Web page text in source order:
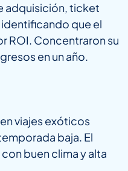
adquisición, ticket
que el
ROI. Concentraron su
en un año.
viajes exóticos
baja. El
buen clima y alta